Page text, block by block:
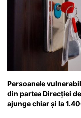
Persoanele
din partea Direcției
ajunge chiar și la